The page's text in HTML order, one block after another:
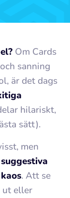
Om Cards
sanning
är det dags
hilariskt,
sätt).
men
. Att se
ut eller